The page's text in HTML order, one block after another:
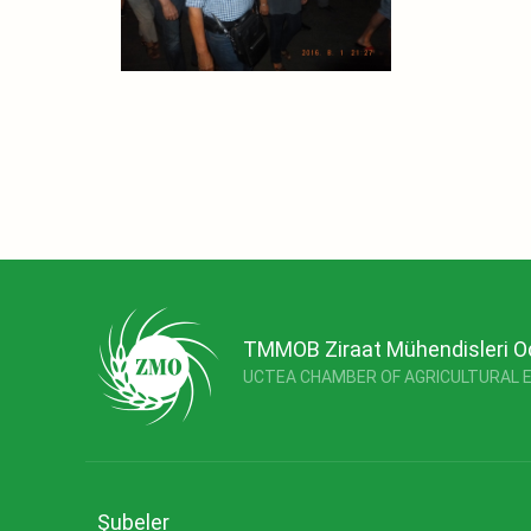
TMMOB Ziraat Mühendisleri
UCTEA CHAMBER OF AGRICULTURAL
Şubeler